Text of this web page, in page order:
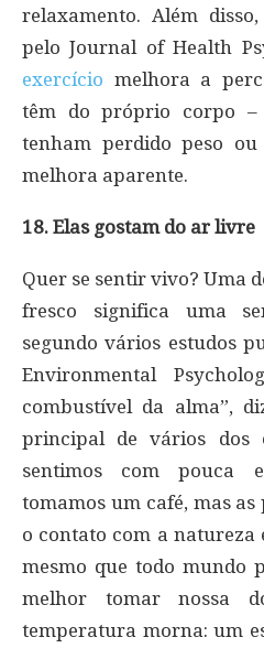
relaxamento. Além
pelo Journal of Health
exercício melhora a
têm do próprio corpo –
tenham perdido peso
melhora aparente.
18. Elas gostam do ar livre
Quer se sentir vivo? Uma
fresco significa uma
segundo vários estudos
Environmental
combustível da alma”,
principal de vários dos
sentimos com pouca
tomamos um café, mas as
o contato com a natureza
mesmo que todo mundo
melhor tomar nossa
temperatura morna: um